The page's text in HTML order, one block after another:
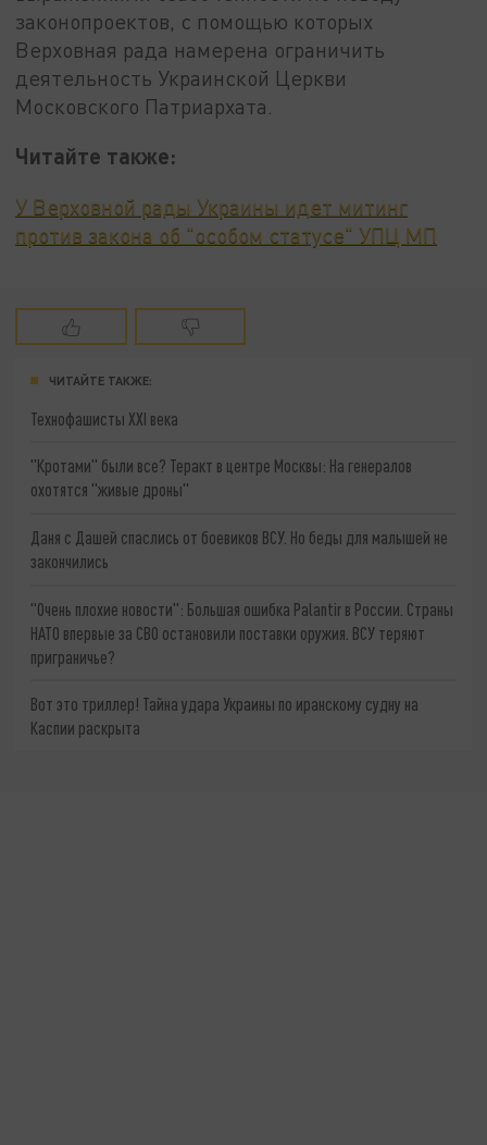
законопроектов, с помощью которых
Верховная рада намерена ограничить
деятельность Украинской Церкви
Московского Патриархата.
Читайте также:
У Верховной рады Украины идет митинг
против закона об "особом статусе" УПЦ МП
ЧИТАЙТЕ ТАКЖЕ:
Технофашисты XXI века
"Кротами" были все? Теракт в центре Москвы: На генералов
охотятся "живые дроны"
Даня с Дашей спаслись от боевиков ВСУ. Но беды для малышей не
закончились
"Очень плохие новости": Большая ошибка Palantir в России. Страны
НАТО впервые за СВО остановили поставки оружия. ВСУ теряют
приграничье?
Вот это триллер! Тайна удара Украины по иранскому судну на
Каспии раскрыта